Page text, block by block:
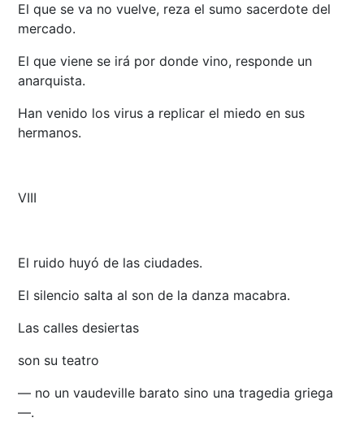
El que se va no vuelve, reza el sumo sacerdote del
mercado.
El que viene se irá por donde vino, responde un
anarquista.
Han venido los virus a replicar el miedo en sus
hermanos.
VIII
El ruido huyó de las ciudades.
El silencio salta al son de la danza macabra.
Las calles desiertas
son su teatro
— no un vaudeville barato sino una tragedia griega
—.